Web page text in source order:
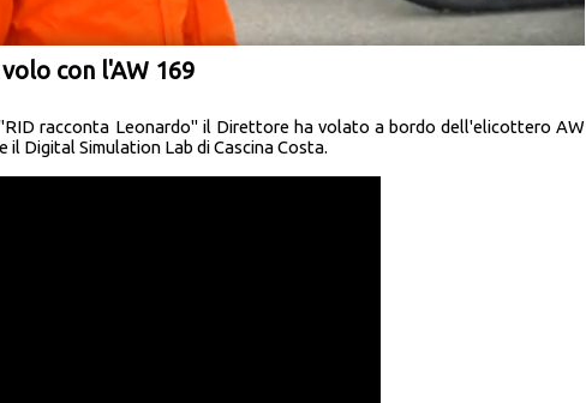
con l'AW 169
racconta Leonardo" il Direttore ha volato a bordo dell'elicottero AW
Digital Simulation Lab di Cascina Costa.